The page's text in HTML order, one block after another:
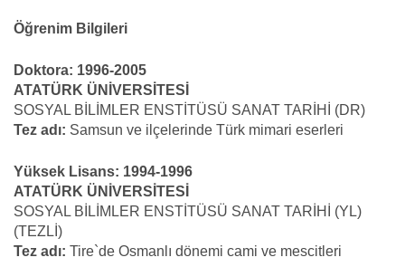
Öğrenim Bilgileri
Doktora: 1996-2005
ATATÜRK ÜNİVERSİTESİ
SOSYAL BİLİMLER ENSTİTÜSÜ SANAT TARİHİ (DR)
Tez adı: Samsun ve ilçelerinde Türk mimari eserleri
Yüksek Lisans: 1994-1996
ATATÜRK ÜNİVERSİTESİ
SOSYAL BİLİMLER ENSTİTÜSÜ SANAT TARİHİ (YL)
(TEZLİ)
Tez adı: Tire`de Osmanlı dönemi cami ve mescitleri